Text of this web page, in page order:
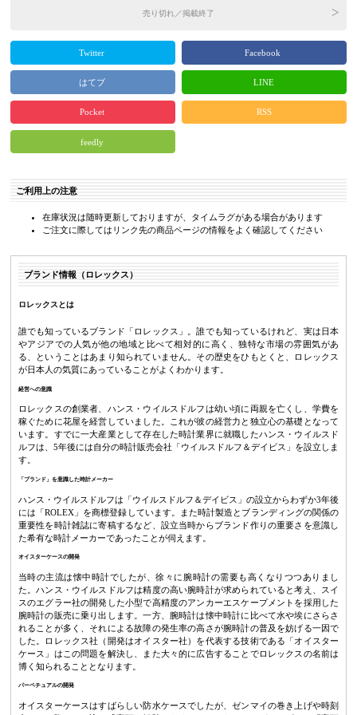
売り切れ／掲載終了
Twitter Facebook
はてブ LINE
Pocket RSS
feedly
ご利用上の注意
在庫状況は随時更新しておりますが、タイムラグがある場合があります
ご注文に際してはリンク先の商品ページの情報をよく確認してください
ブランド情報（ロレックス）
ロレックスとは
誰でも知っているブランド「ロレックス」。誰でも知っているけれど、実は日本
やアジアでの人気が他の地域と比べて相対的に高く、独特な市場の雰囲気があ
る、ということはあまり知られていません。その歴史をひもとくと、ロレックス
が日本人の気質にあっていることがよくわかります。
経営への意識
ロレックスの創業者、ハンス・ウイルスドルフは幼い頃に両親を亡くし、学費を
稼ぐために花屋を経営していました。これが彼の経営力と独立心の基礎となって
います。すでに一大産業として存在した時計業界に就職したハンス・ウイルスド
ルフは、5年後には自分の時計販売会社「ウイルスドルフ＆デイビス」を設立しま
す。
「ブランド」を意識した時計メーカー
ハンス・ウイルスドルフは「ウイルスドルフ＆デイビス」の設立からわずか3年後
には「ROLEX」を商標登録しています。また時計製造とブランディングの関係の
重要性を時計雑誌に寄稿するなど、設立当時からブランド作りの重要さを意識し
た希有な時計メーカーであったことが伺えます。
オイスターケースの開発
当時の主流は懐中時計でしたが、徐々に腕時計の需要も高くなりつつありまし
た。ハンス・ウイルスドルフは精度の高い腕時計が求められていると考え、スイ
スのエグラー社の開発した小型で高精度のアンカーエスケープメントを採用した
腕時計の販売に乗り出します。一方、腕時計は懐中時計に比べて水や埃にさらさ
れることが多く、それによる故障の発生率の高さが腕時計の普及を妨げる一因で
した。ロレックス社（開発はオイスター社）を代表する技術である「オイスター
ケース」はこの問題を解決し、また大々的に広告することでロレックスの名前は
博く知られることとなります。
パーペチュアルの開発
オイスターケースはすばらしい防水ケースでしたが、ゼンマイの巻き上げや時刻